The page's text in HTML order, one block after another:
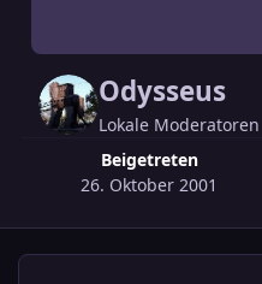
Odysseus
Lokale Moderatoren
Beigetreten
26. Oktober 2001